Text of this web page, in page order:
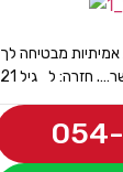
מבטיחה לך